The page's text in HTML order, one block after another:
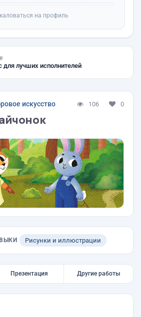
на профиль
для лучших исполнителей
искусство 106 0
Рисунки и иллюстрации
Презентация Другие работы